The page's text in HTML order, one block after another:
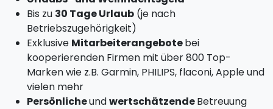
Bis zu 30 Tage Urlaub (je nach
Betriebszugehörigkeit)
Exklusive Mitarbeiterangebotebei
kooperierenden Firmen mit über 800 Top-
Marken wie z.B. Garmin, PHILIPS, flaconi, Apple und
vielen mehr
PersönlicheundwertschätzendeBetreuung